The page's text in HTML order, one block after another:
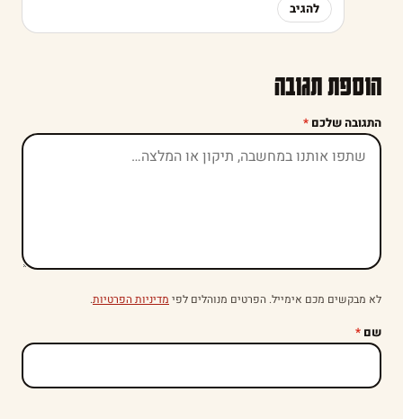
להגיב
הוספת תגובה
התגובה שלכם *
לא מבקשים מכם אימייל. הפרטים מנוהלים לפי מדיניות הפרטיות.
שם *